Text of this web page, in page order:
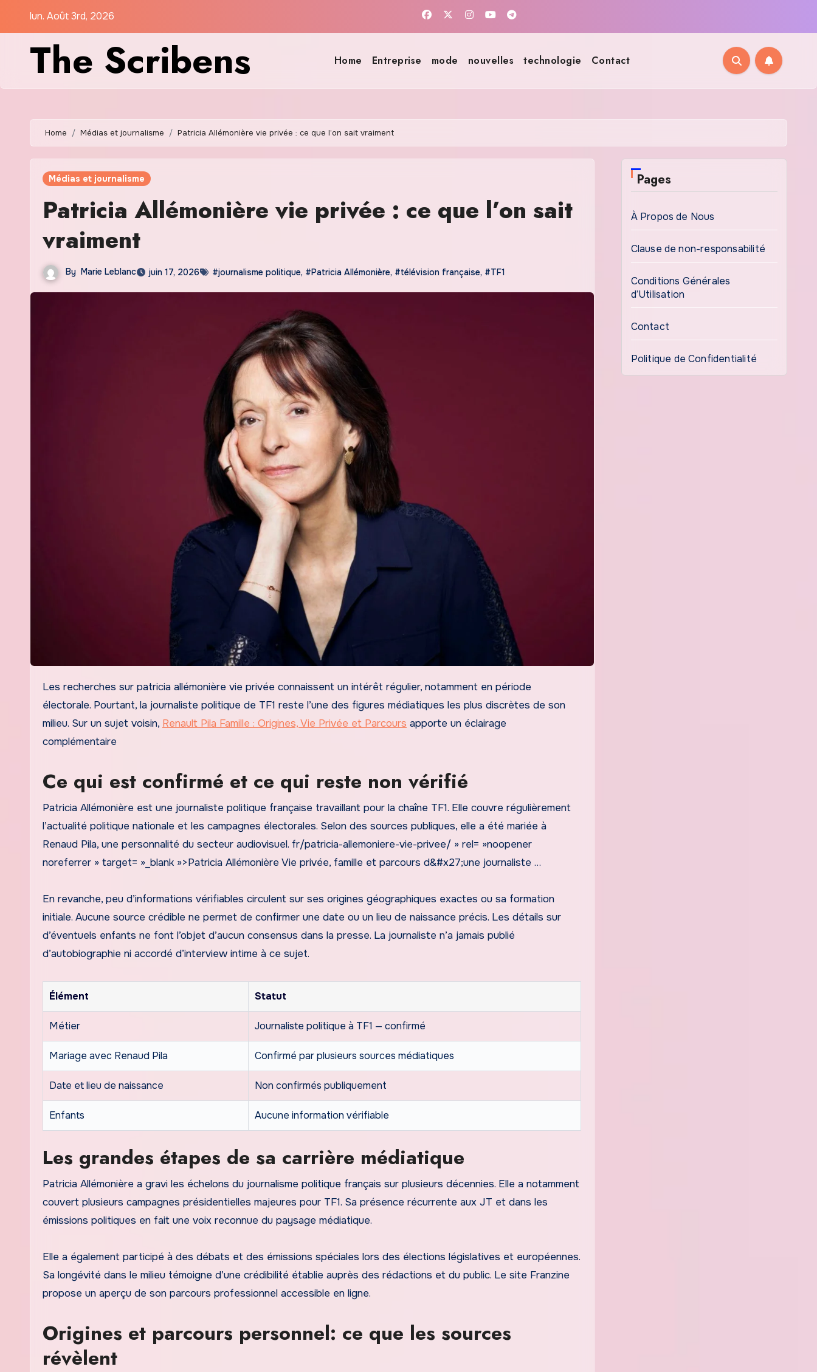
lun. Août 3rd, 2026
The Scribens Home Entreprise mode nouvelles technologie Contact
Home Médias et journalisme Patricia Allémonière vie privée : ce que l’on sait vraiment
Médias et journalisme
Patricia Allémonière vie privée : ce que l’on sait
vraiment
By Marie Leblanc juin 17, 2026 #journalisme politique, #Patricia Allémonière, #télévision française, #TF1
Les recherches sur patricia allémonière vie privée connaissent un intérêt régulier, notamment en période
électorale. Pourtant, la journaliste politique de TF1 reste l’une des figures médiatiques les plus discrètes de son
milieu. Sur un sujet voisin, Renault Pila Famille : Origines, Vie Privée et Parcours apporte un éclairage
complémentaire
Ce qui est confirmé et ce qui reste non vérifié
Patricia Allémonière est une journaliste politique française travaillant pour la chaîne TF1. Elle couvre régulièrement
l’actualité politique nationale et les campagnes électorales. Selon des sources publiques, elle a été mariée à
Renaud Pila, une personnalité du secteur audiovisuel. fr/patricia-allemoniere-vie-privee/ » rel= »noopener
noreferrer » target= »_blank »>Patricia Allémonière Vie privée, famille et parcours d&#x27;une journaliste …
En revanche, peu d’informations vérifiables circulent sur ses origines géographiques exactes ou sa formation
initiale. Aucune source crédible ne permet de confirmer une date ou un lieu de naissance précis. Les détails sur
d’éventuels enfants ne font l’objet d’aucun consensus dans la presse. La journaliste n’a jamais publié
d’autobiographie ni accordé d’interview intime à ce sujet.
Élément Statut
Métier Journaliste politique à TF1 — confirmé
Mariage avec Renaud Pila Confirmé par plusieurs sources médiatiques
Date et lieu de naissance Non confirmés publiquement
Enfants Aucune information vérifiable
Les grandes étapes de sa carrière médiatique
Patricia Allémonière a gravi les échelons du journalisme politique français sur plusieurs décennies. Elle a notamment
couvert plusieurs campagnes présidentielles majeures pour TF1. Sa présence récurrente aux JT et dans les
émissions politiques en fait une voix reconnue du paysage médiatique.
Elle a également participé à des débats et des émissions spéciales lors des élections législatives et européennes.
Sa longévité dans le milieu témoigne d’une crédibilité établie auprès des rédactions et du public. Le site Franzine
propose un aperçu de son parcours professionnel accessible en ligne.
Origines et parcours personnel: ce que les sources
révèlent
Pages
À Propos de Nous
Clause de non-responsabilité
Conditions Générales
d’Utilisation
Contact
Politique de Confidentialité